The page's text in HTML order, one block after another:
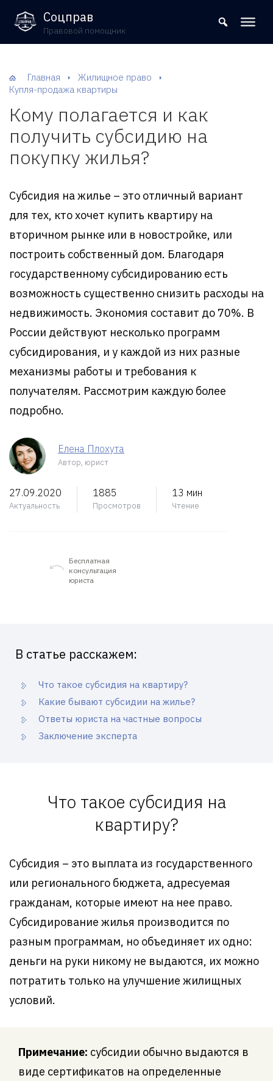
8 (800) 302-09-37
Соцправ
Правовой помощник
Главная
Жилищное право
Купля-продажа квартиры
Кому полагается и как
получить субсидию на
покупку жилья?
Субсидия на жилье – это отличный вариант
для тех, кто хочет купить квартиру на
вторичном рынке или в новостройке, или
построить собственный дом. Благодаря
государственному субсидированию есть
возможность существенно снизить расходы на
недвижимость. Экономия составит до 70%. В
России действуют несколько программ
субсидирования, и у каждой из них разные
механизмы работы и требования к
получателям. Рассмотрим каждую более
подробно.
Елена Плохута
Автор, юрист
27.09.2020
Актуальность
1885
Просмотров
13 мин
Чтение
Бесплатная
консультация
юриста
В статье расскажем:
Что такое субсидия на квартиру?
Какие бывают субсидии на жилье?
Ответы юриста на частные вопросы
Заключение эксперта
Что такое субсидия на
квартиру?
Субсидия – это выплата из государственного
или регионального бюджета, адресуемая
гражданам, которые имеют на нее право.
Субсидирование жилья производится по
разным программам, но объединяет их одно:
деньги на руки никому не выдаются, их можно
потратить только на улучшение жилищных
условий.
Примечание: субсидии обычно выдаются в
виде сертификатов на определенные